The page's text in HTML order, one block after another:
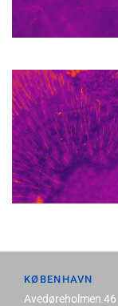
KØBENHAVN
Avedøreholmen 46